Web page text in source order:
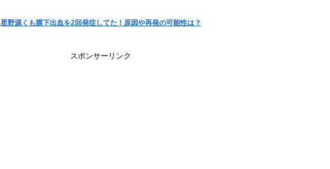
星野源くも膜下出血を2回発症してた！原因や再発の可能性は？
スポンサーリンク